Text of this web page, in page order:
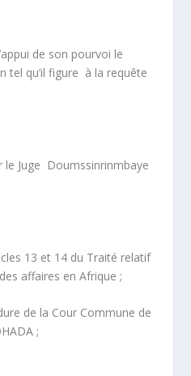
de son pourvoi le
tel qu’il figure à la requête
le Juge Doumssinrinmbaye
13 et 14 du Traité relatif
affaires en Afrique ;
de la Cour Commune de
;